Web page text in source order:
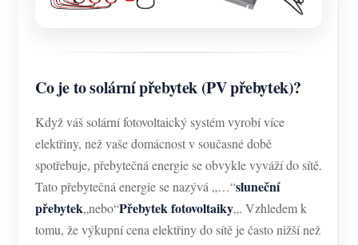
Co je to solární přebytek (PV přebytek)?
Když váš solární fotovoltaický systém vyrobí více
elektřiny, než vaše domácnost v současné době
spotřebuje, přebytečná energie se obvykle vyváží do sítě.
Tato přebytečná energie se nazývá „…“sluneční
přebytek„nebo“Přebytek fotovoltaiky„. Vzhledem k
tomu, že výkupní cena elektřiny do sítě je často nižší než